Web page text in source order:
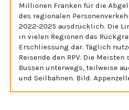
Millionen Franken für die
des regionalen
2022-2025 ausdrücklich. Die
in vielen Regionen das
Erschliessung dar. Täglich
Reisende den RPV. Die
Bussen unterwegs, teilweise
und Seilbahnen. Bild: